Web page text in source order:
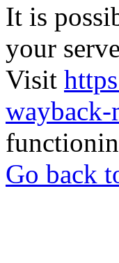
It is
your
Visit
wayback-
Go back